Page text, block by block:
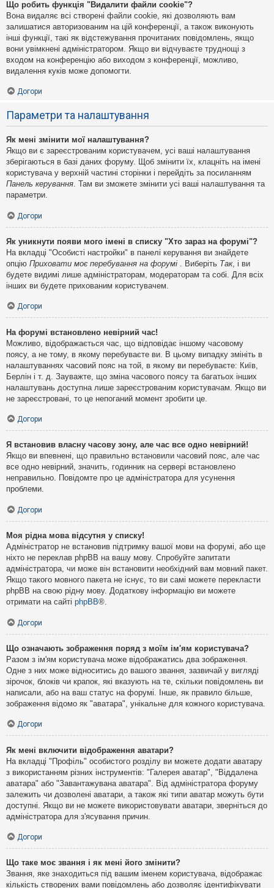
Що робить функція "Видалити файли cookie"?
Вона видаляє всі створені файли cookie, які дозволяють вам
залишатися авторизованим на цій конференції, а також виконують
інші функції, такі як відстежування прочитаних повідомлень, якщо
вони увімкнені адміністратором. Якщо ви відчуваєте труднощі з
входом на конференцію або виходом з конференції, можливо,
видалення куків може допомогти.
Догори
Параметри та налаштування
Як мені змінити мої налаштування?
Якщо ви є зареєстрованим користувачем, усі ваші налаштування
зберігаються в базі даних форуму. Щоб змінити їх, клацніть на імені
користувача у верхній частині сторінки і перейдіть за посиланням
Панель керування . Там ви зможете змінити усі ваші налаштування та
параметри.
Догори
Як уникнути появи мого імені в списку "Хто зараз на форумі"?
На вкладці "Особисті настройки" в панелі керування ви знайдете
опцію Приховати моє перебування на форумі . Виберіть Так, і ви
будете видимі лише адміністраторам, модераторам та собі. Для всіх
інших ви будете прихованим користувачем.
Догори
На форумі встановлено невірний час!
Можливо, відображається час, що відповідає іншому часовому
поясу, а не тому, в якому перебуваєте ви. В цьому випадку змініть в
налаштуваннях часовий пояс на той, в якому ви перебуваєте: Київ,
Берлін і т. д. Зауважте, що зміна часового поясу та багатьох інших
налаштувань доступна лише зареєстрованим користувачам. Якщо ви
не зареєстровані, то це непоганий момент зробити це.
Догори
Я встановив власну часову зону, але час все одно невірний!
Якщо ви впевнені, що правильно встановили часовий пояс, але час
все одно невірний, значить, годинник на сервері встановлено
неправильно. Повідомте про це адміністратора для усунення
проблеми.
Догори
Моя рідна мова відсутня у списку!
Адміністратор не встановив підтримку вашої мови на форумі, або ще
ніхто не переклав phpBB на вашу мову. Спробуйте запитати
адміністратора, чи може він встановити необхідний вам мовний пакет.
Якщо такого мовного пакета не існує, то ви самі можете перекласти
phpBB на свою рідну мову. Додаткову інформацію ви можете
отримати на сайті phpBB®.
Догори
Що означають зображення поряд з моїм ім'ям користувача?
Разом з ім'ям користувача може відображатись два зображення.
Одне з них може відноситись до вашого звання, зазвичай у вигляді
зірочок, блоків чи крапок, які вказують на те, скільки повідомлень ви
написали, або на ваш статус на форумі. Інше, як правило більше,
зображення відомо як "аватара", унікальне для кожного користувача.
Догори
Як мені включити відображення аватари?
На вкладці "Профіль" особистого розділу ви можете додати аватару
з використанням різних інструментів: "Галерея аватар", "Віддалена
аватара" або "Завантажувана аватара". Від адміністратора форуму
залежить чи дозволені аватари, а також які типи аватар можуть бути
доступні. Якщо ви не можете використовувати аватари, зверніться до
адміністратора для з'ясування причин.
Догори
Що таке моє звання і як мені його змінити?
Звання, яке знаходиться під вашим іменем користувача, відображає
кількість створених вами повідомлень або дозволяє ідентифікувати